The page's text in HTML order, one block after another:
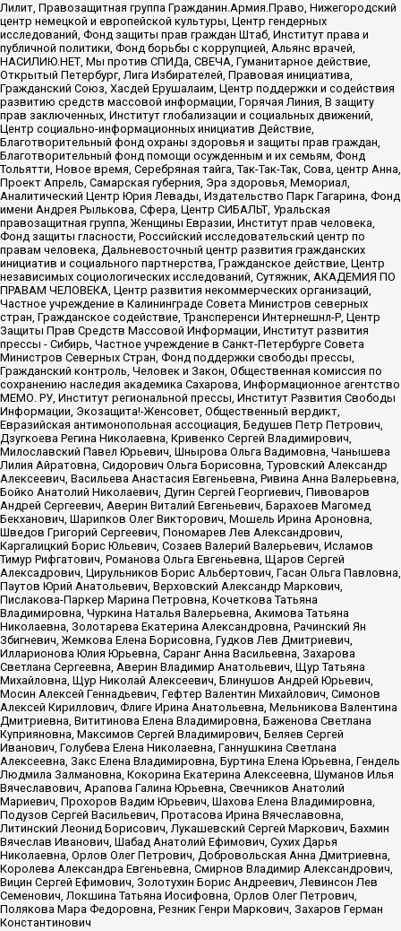
Лилит, Правозащитная группа Гражданин.Армия.Право, Нижегородский
центр немецкой и европейской культуры, Центр гендерных
исследований, Фонд защиты прав граждан Штаб, Институт права и
публичной политики, Фонд борьбы с коррупцией, Альянс врачей,
НАСИЛИЮ.НЕТ, Мы против СПИДа, СВЕЧА, Гуманитарное действие,
Открытый Петербург, Лига Избирателей, Правовая инициатива,
Гражданский Союз, Хасдей Ерушалаим, Центр поддержки и содействия
развитию средств массовой информации, Горячая Линия, В защиту
прав заключенных, Институт глобализации и социальных движений,
Центр социально-информационных инициатив Действие,
Благотворительный фонд охраны здоровья и защиты прав граждан,
Благотворительный фонд помощи осужденным и их семьям, Фонд
Тольятти, Новое время, Серебряная тайга, Так-Так-Так, Сова, центр Анна,
Проект Апрель, Самарская губерния, Эра здоровья, Мемориал,
Аналитический Центр Юрия Левады, Издательство Парк Гагарина, Фонд
имени Андрея Рылькова, Сфера, Центр СИБАЛЬТ, Уральская
правозащитная группа, Женщины Евразии, Институт прав человека,
Фонд защиты гласности, Российский исследовательский центр по
правам человека, Дальневосточный центр развития гражданских
инициатив и социального партнерства, Гражданское действие, Центр
независимых социологических исследований, Сутяжник, АКАДЕМИЯ ПО
ПРАВАМ ЧЕЛОВЕКА, Центр развития некоммерческих организаций,
Частное учреждение в Калининграде Совета Министров северных
стран, Гражданское содействие, Трансперенси Интернешнл-Р, Центр
Защиты Прав Средств Массовой Информации, Институт развития
прессы - Сибирь, Частное учреждение в Санкт-Петербурге Совета
Министров Северных Стран, Фонд поддержки свободы прессы,
Гражданский контроль, Человек и Закон, Общественная комиссия по
сохранению наследия академика Сахарова, Информационное агентство
МЕМО. РУ, Институт региональной прессы, Институт Развития Свободы
Информации, Экозащита!-Женсовет, Общественный вердикт,
Евразийская антимонопольная ассоциация, Бедушев Петр Петрович,
Дзугкоева Регина Николаевна, Кривенко Сергей Владимирович,
Милославский Павел Юрьевич, Шнырова Ольга Вадимовна, Чанышева
Лилия Айратовна, Сидорович Ольга Борисовна, Туровский Александр
Алексеевич, Васильева Анастасия Евгеньевна, Ривина Анна Валерьевна,
Бойко Анатолий Николаевич, Дугин Сергей Георгиевич, Пивоваров
Андрей Сергеевич, Аверин Виталий Евгеньевич, Барахоев Магомед
Бекханович, Шарипков Олег Викторович, Мошель Ирина Ароновна,
Шведов Григорий Сергеевич, Пономарев Лев Александрович,
Каргалицкий Борис Юльевич, Созаев Валерий Валерьевич, Исламов
Тимур Рифгатович, Романова Ольга Евгеньевна, Щаров Сергей
Алексадрович, Цирульников Борис Альбертович, Гасан Ольга Павловна,
Паутов Юрий Анатольевич, Верховский Александр Маркович,
Пислакова-Паркер Марина Петровна, Кочеткова Татьяна
Владимировна, Чуркина Наталья Валерьевна, Акимова Татьяна
Николаевна, Золотарева Екатерина Александровна, Рачинский Ян
Збигневич, Жемкова Елена Борисовна, Гудков Лев Дмитриевич,
Илларионова Юлия Юрьевна, Саранг Анна Васильевна, Захарова
Светлана Сергеевна, Аверин Владимир Анатольевич, Щур Татьяна
Михайловна, Щур Николай Алексеевич, Блинушов Андрей Юрьевич,
Мосин Алексей Геннадьевич, Гефтер Валентин Михайлович, Симонов
Алексей Кириллович, Флиге Ирина Анатольевна, Мельникова Валентина
Дмитриевна, Вититинова Елена Владимировна, Баженова Светлана
Куприяновна, Максимов Сергей Владимирович, Беляев Сергей
Иванович, Голубева Елена Николаевна, Ганнушкина Светлана
Алексеевна, Закс Елена Владимировна, Буртина Елена Юрьевна, Гендель
Людмила Залмановна, Кокорина Екатерина Алексеевна, Шуманов Илья
Вячеславович, Арапова Галина Юрьевна, Свечников Анатолий
Мариевич, Прохоров Вадим Юрьевич, Шахова Елена Владимировна,
Подузов Сергей Васильевич, Протасова Ирина Вячеславовна,
Литинский Леонид Борисович, Лукашевский Сергей Маркович, Бахмин
Вячеслав Иванович, Шабад Анатолий Ефимович, Сухих Дарья
Николаевна, Орлов Олег Петрович, Добровольская Анна Дмитриевна,
Королева Александра Евгеньевна, Смирнов Владимир Александрович,
Вицин Сергей Ефимович, Золотухин Борис Андреевич, Левинсон Лев
Семенович, Локшина Татьяна Иосифовна, Орлов Олег Петрович,
Полякова Мара Федоровна, Резник Генри Маркович, Захаров Герман
Константинович